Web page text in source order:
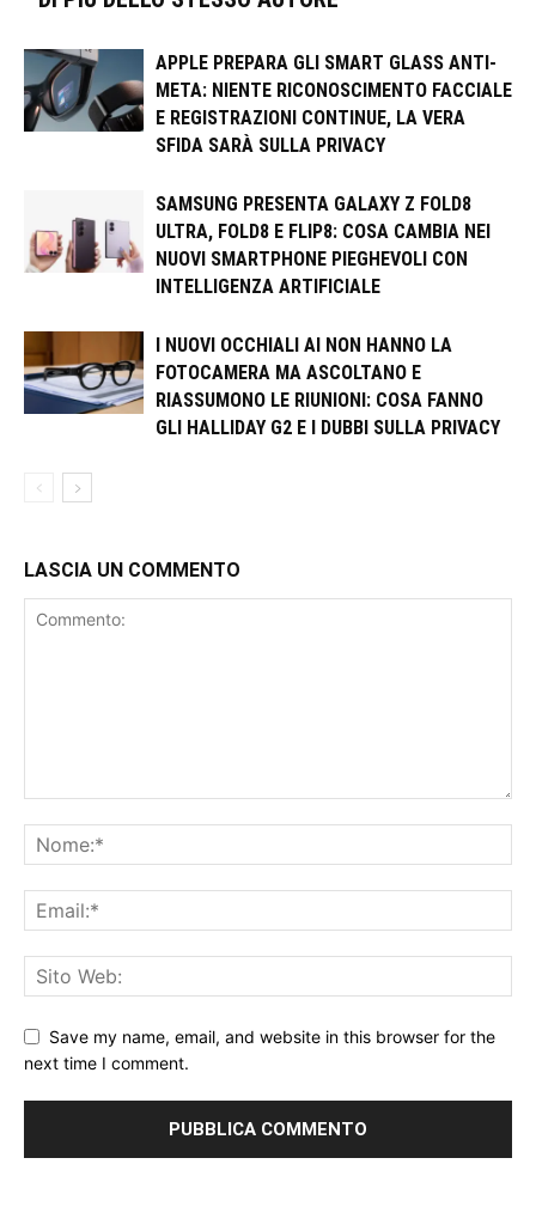
APPLE PREPARA GLI SMART GLASS ANTI-
META: NIENTE RICONOSCIMENTO FACCIALE
E REGISTRAZIONI CONTINUE, LA VERA
SFIDA SARÀ SULLA PRIVACY
SAMSUNG PRESENTA GALAXY Z FOLD8
ULTRA, FOLD8 E FLIP8: COSA CAMBIA NEI
NUOVI SMARTPHONE PIEGHEVOLI CON
INTELLIGENZA ARTIFICIALE
I NUOVI OCCHIALI AI NON HANNO LA
FOTOCAMERA MA ASCOLTANO E
RIASSUMONO LE RIUNIONI: COSA FANNO
GLI HALLIDAY G2 E I DUBBI SULLA PRIVACY
LASCIA UN COMMENTO
Save my name, email, and website in this browser for the
next time I comment.